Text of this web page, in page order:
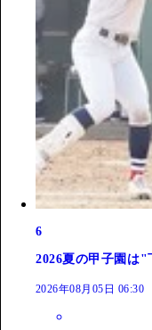
6
2026夏の甲子園は"
2026年08月05日 06:30